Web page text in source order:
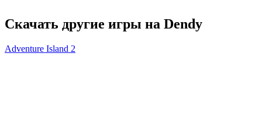
Скачать другие игры на Dendy
Adventure Island 2